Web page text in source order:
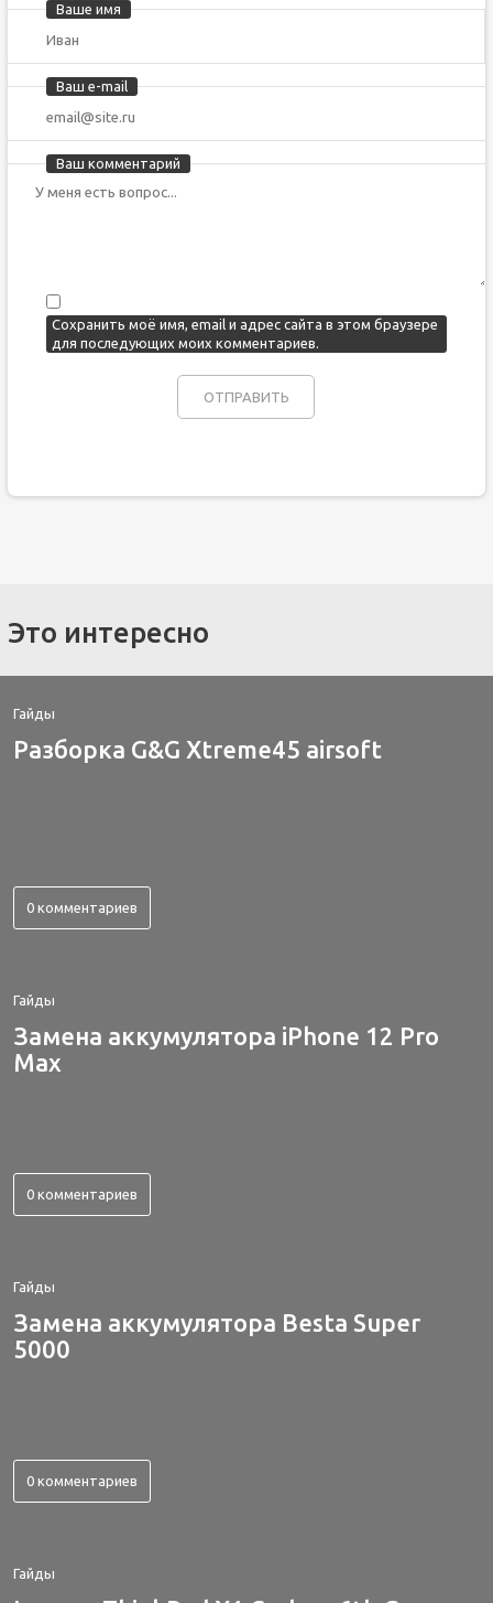
Ваше имя
Ваш e-mail
Ваш комментарий
Сохранить моё имя, email и адрес сайта в этом браузере
для последующих моих комментариев.
Это интересно
Гайды
Разборка G&G Xtreme45 airsoft
0 комментариев
Гайды
Замена аккумулятора iPhone 12 Pro
Max
0 комментариев
Гайды
Замена аккумулятора Besta Super
5000
0 комментариев
Гайды